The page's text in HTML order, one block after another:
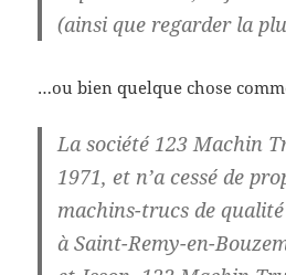
(ainsi que regarder la
…ou bien quelque chose
La société 123 Machin
1971, et n’a cessé de
machins-trucs de
à Saint-Remy-en-